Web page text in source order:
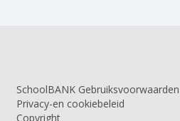
SchoolBANK Gebruiksvoorwaarden
Privacy-en cookiebeleid
Copyright